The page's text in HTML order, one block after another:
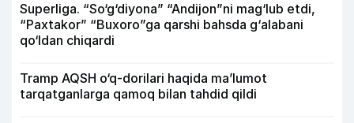
Superliga. “So‘g‘diyona” “Andijon”ni mag‘lub etdi,
“Paxtakor” “Buxoro”ga qarshi bahsda g‘alabani
qo‘ldan chiqardi
Tramp AQSH o‘q-dorilari haqida ma’lumot
tarqatganlarga qamoq bilan tahdid qildi